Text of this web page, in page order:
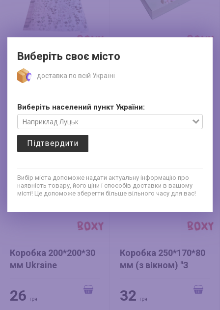
Виберіть своє місто
доставка по всій Україні
Виберіть населений пункт України:
Підтвердити
Вибір міста допоможе надати актуальну інформацію про
наявність товару, його ціни і способів доставки в вашому
місті! Це допоможе зберегти більше вільного часу для вас!
Папір обгортковий
"Евкаліпт" (10 арк.)
160 26
Коробка 200*200*30
мм Ukraine
26 грн
Коробка 250*170*80
мм (з вікном) "З
32 грн